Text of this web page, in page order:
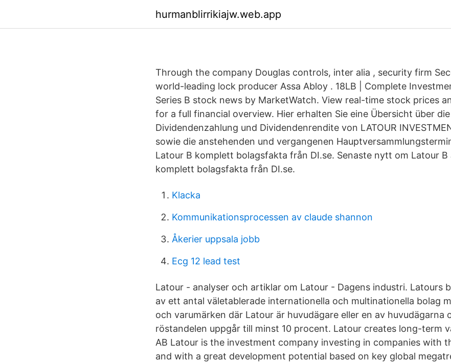
hurmanblirrikiajw.web.app
Through the company Douglas controls, inter alia , security firm
world-leading lock producer Assa Abloy . 18LB | Complete
Series B stock news by MarketWatch. View real-time stock prices
for a full financial overview. Hier erhalten Sie eine Übersicht über die
Dividendenzahlung und Dividendenrendite von LATOUR
sowie die anstehenden und vergangenen
Latour B komplett bolagsfakta från DI.se. Senaste nytt om Latour B
komplett bolagsfakta från DI.se.
Klacka
Kommunikationsprocessen av claude shannon
Åkerier uppsala jobb
Ecg 12 lead test
Latour - analyser och artiklar om Latour - Dagens industri. Latours
av ett antal väletablerade internationella och multinationella bolag
och varumärken där Latour är huvudägare eller en av huvudägarna
röstandelen uppgår till minst 10 procent. Latour creates long-term
AB Latour is the investment company investing in companies with
and with a great development potential based on key global